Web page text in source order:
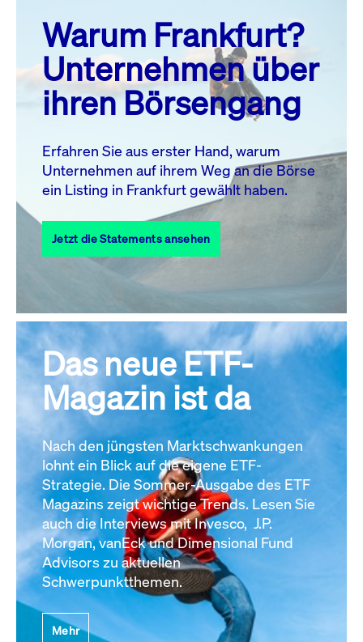
MO. DI. MI. DO. FR. SA. SO.
1
2
3
4 5 6 7 8
10 11 13 14
17
18 19 20 21 22
23
27 28
31
Alle Events
Warum Frankfurt?
Unternehmen über
ihren Börsengang
Erfahren Sie aus erster Hand, warum
Unternehmen auf ihrem Weg an die Börse
ein Listing in Frankfurt gewählt haben.
Jetzt die Statements ansehen
Das neue ETF-
Magazin ist da
Nach den jüngsten Marktschwankungen
lohnt ein Blick auf die eigene ETF-
Strategie. Die Sommer-Ausgabe des ETF
Magazins zeigt wichtige Trends. Lesen Sie
auch die Interviews mit Invesco, J.P.
Morgan, vanEck und Dimensional Fund
Advisors zu aktuellen
Schwerpunktthemen.
Mehr